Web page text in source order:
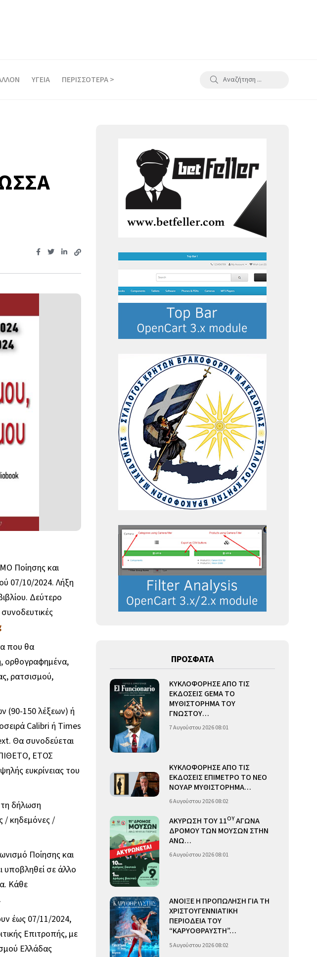
ΥΓΕΙΑ ΠΕΡΙΣΣΟΤΕΡΑ >
Ποίησης και
07/10/2024. Λήξη
Δεύτερο
που θα
ορθογραφημένα,
ρατσισμού,
(90-150 λέξεων) ή
Calibri ή Times
Θα συνοδεύεται
ΕΤΟΣ
ευκρίνειας του
δήλωση
/ κηδεμόνες /
Ποίησης και
σε άλλο
Κάθε
έως 07/11/2024,
Επιτροπής, με
Ελλάδας
ΠΡΟΣΦΑΤΑ
ΚΥΚΛΟΦΟΡΗΣΕ ΑΠΟ ΤΙΣ
ΕΚΔΟΣΕΙΣ GEMA ΤΟ
ΜΥΘΙΣΤΟΡΗΜΑ ΤΟΥ
ΓΝΩΣΤΟΥ…
7 Αυγούστου 2026 08:01
ΚΥΚΛΟΦΟΡΗΣΕ ΑΠΟ ΤΙΣ
ΕΚΔΟΣΕΙΣ ΕΠΙΜΕΤΡΟ ΤΟ ΝΕΟ
ΝΟΥΑΡ ΜΥΘΙΣΤΟΡΗΜΑ…
6 Αυγούστου 2026 08:02
ΑΚΥΡΩΣΗ ΤΟΥ 11ΟΥΑΓΩΝΑ
ΔΡΟΜΟΥ ΤΩΝ ΜΟΥΣΩΝ ΣΤΗΝ
ΑΝΩ…
6 Αυγούστου 2026 08:01
ΑΝΟΙΞΕ Η ΠΡΟΠΩΛΗΣΗ ΓΙΑ ΤΗ
ΧΡΙΣΤΟΥΓΕΝΝΙΑΤΙΚΗ
ΠΕΡΙΟΔΕΙΑ ΤΟΥ
“ΚΑΡΥΟΘΡΑΥΣΤΗ”…
5 Αυγούστου 2026 08:02